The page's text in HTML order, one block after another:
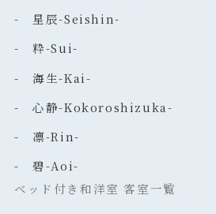
- 星辰-Seishin-
- 粋-Sui-
- 海生-Kai-
- 心静-Kokoroshizuka-
- 凛-Rin-
- 碧-Aoi-
ベッド付き和洋室 客室一覧